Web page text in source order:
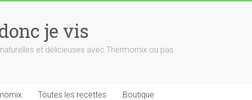
je vis
et délicieuses avec Thermomix ou pas
Toutes les recettes Boutique